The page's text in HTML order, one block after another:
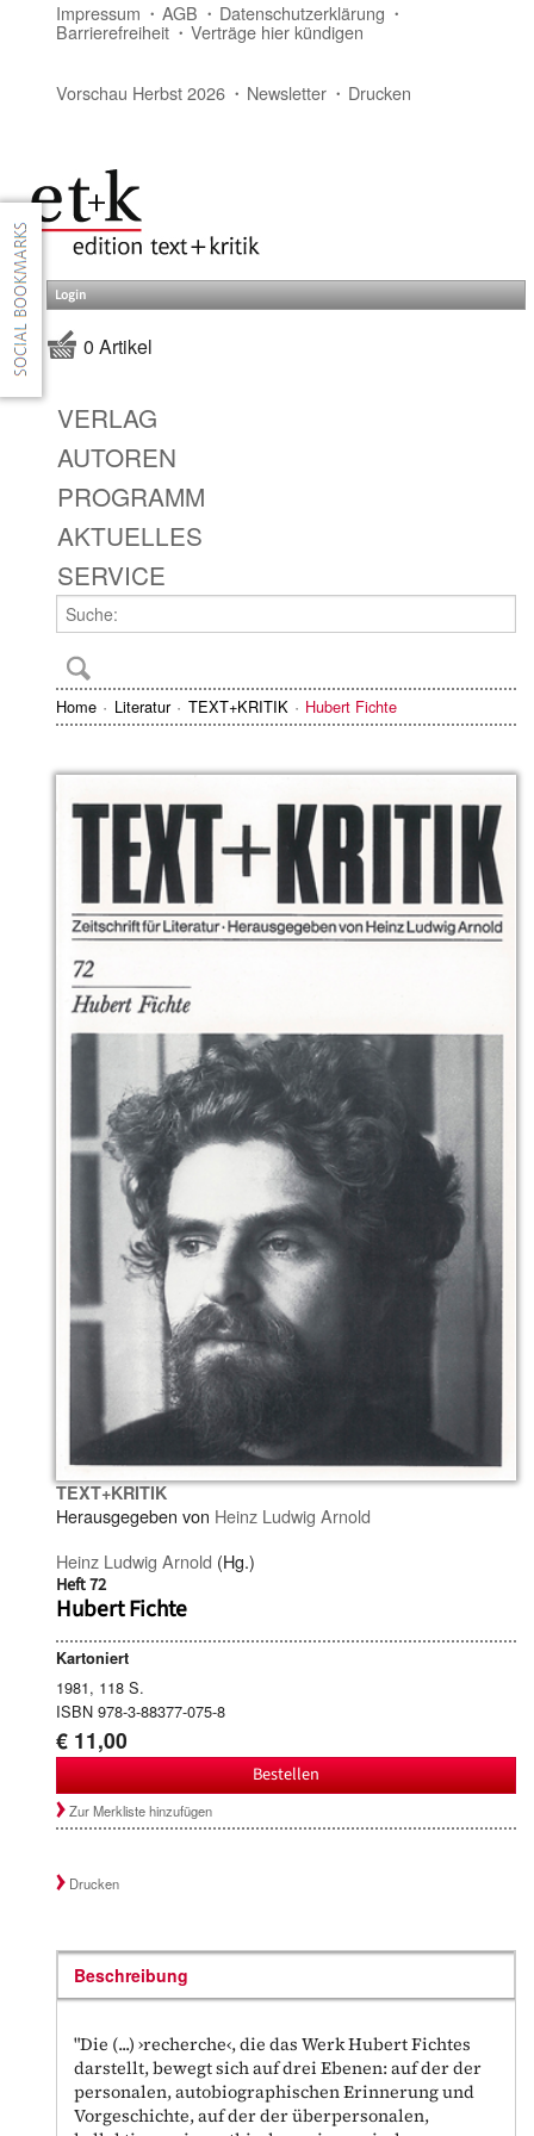
Impressum AGB Datenschutzerklärung
Barrierefreiheit Verträge hier kündigen
Vorschau Herbst 2026 Newsletter Drucken
Login
0 Artikel
VERLAG
AUTOREN
PROGRAMM
AKTUELLES
SERVICE
Home Literatur TEXT+KRITIK Hubert Fichte
TEXT+KRITIK
Herausgegeben von Heinz Ludwig Arnold
Heinz Ludwig Arnold (Hg.)
Heft 72
Hubert Fichte
Kartoniert
1981, 118 S.
ISBN 978-3-88377-075-8
€ 11,00
Bestellen
Zur Merkliste hinzufügen
Drucken
Beschreibung
"Die (...) ›recherche‹, die das Werk Hubert Fichtes
darstellt, bewegt sich auf drei Ebenen: auf der der
personalen, autobiographischen Erinnerung und
Vorgeschichte, auf der der überpersonalen,